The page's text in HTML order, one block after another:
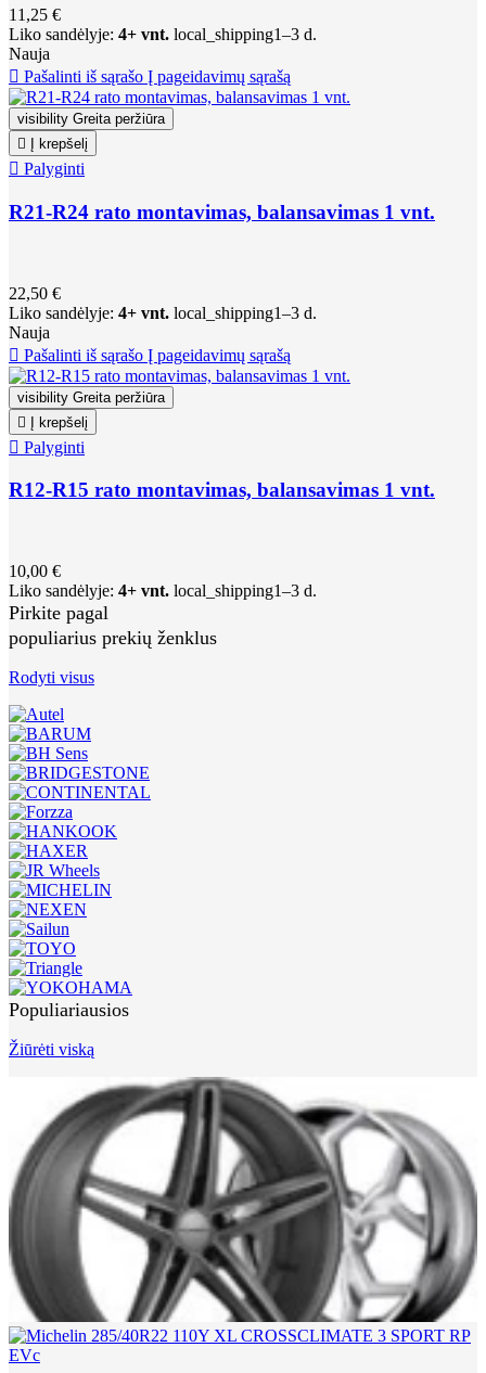
11,25 €
Liko sandėlyje: 4+ vnt. local_shipping1–3 d.
Nauja
 Pašalinti iš sąrašo Į pageidavimų sąrašą
visibility Greita peržiūra

Į krepšelį
 Palyginti
R21-R24 rato montavimas, balansavimas 1 vnt.
22,50 €
Liko sandėlyje: 4+ vnt. local_shipping1–3 d.
Nauja
 Pašalinti iš sąrašo Į pageidavimų sąrašą
visibility Greita peržiūra

Į krepšelį
 Palyginti
R12-R15 rato montavimas, balansavimas 1 vnt.
10,00 €
Liko sandėlyje: 4+ vnt. local_shipping1–3 d.
Pirkite pagal
populiarius prekių ženklus
Rodyti visus
Populiariausios
Žiūrėti viską